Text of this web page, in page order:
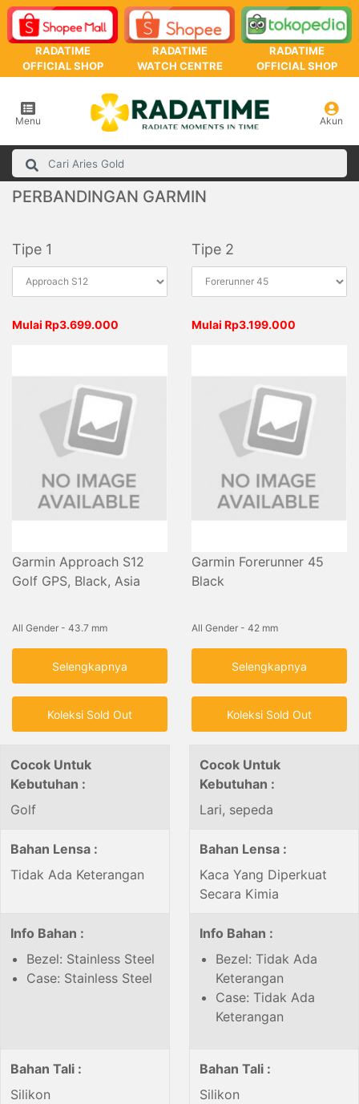
RADATIME
OFFICIAL SHOP
RADATIME
WATCH CENTRE
RADATIME
OFFICIAL SHOP
Menu Akun
PERBANDINGAN GARMIN
Tipe 1 Tipe 2
Mulai Rp3.699.000
Garmin Approach S12
Golf GPS, Black, Asia
All Gender - 43.7 mm
Selengkapnya
Koleksi Sold Out
Mulai Rp3.199.000
Garmin Forerunner 45
Black
All Gender - 42 mm
Selengkapnya
Koleksi Sold Out
Cocok Untuk
Kebutuhan :
Golf
Cocok Untuk
Kebutuhan :
Lari, sepeda
Bahan Lensa :
Tidak Ada Keterangan
Bahan Lensa :
Kaca Yang Diperkuat
Secara Kimia
Info Bahan :
Bezel: Stainless Steel
Case: Stainless Steel
Info Bahan :
Bezel: Tidak Ada
Keterangan
Case: Tidak Ada
Keterangan
Bahan Tali :
Silikon
Bahan Tali :
Silikon